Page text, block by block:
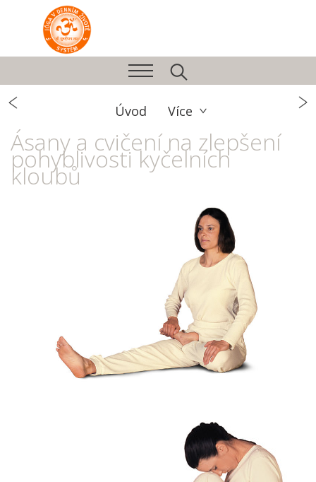
Úvod Více
Ásany a cvičení na zlepšení
pohyblivosti kyčelních
kloubů